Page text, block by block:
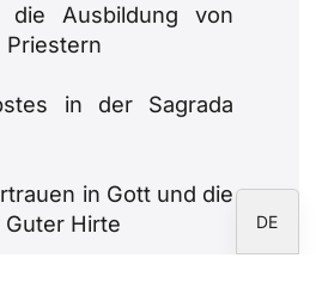
die Ausbildung von
Priestern
in der Sagrada
in Gott und die
Guter Hirte
DE